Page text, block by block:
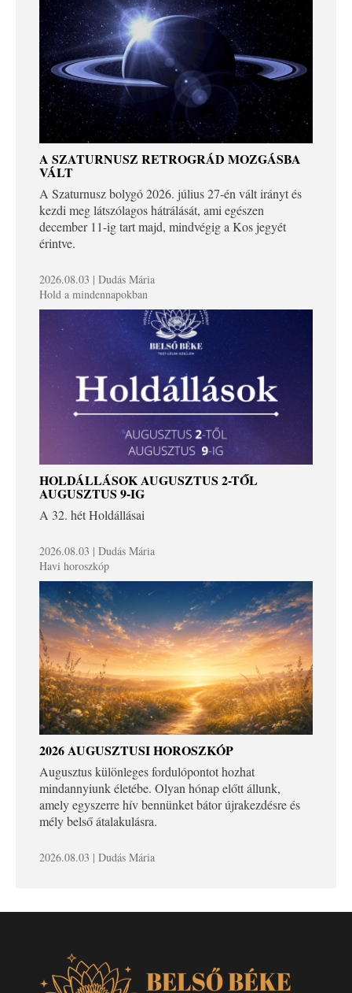
A SZATURNUSZ RETROGRÁD MOZGÁSBA
VÁLT
A Szaturnusz bolygó 2026. július 27-én vált irányt és
kezdi meg látszólagos hátrálását, ami egészen
december 11-ig tart majd, mindvégig a Kos jegyét
érintve.
2026.08.03 | Dudás Mária
Hold a mindennapokban
HOLDÁLLÁSOK AUGUSZTUS 2-TŐL
AUGUSZTUS 9-IG
A 32. hét Holdállásai
2026.08.03 | Dudás Mária
Havi horoszkóp
2026 AUGUSZTUSI HOROSZKÓP
Augusztus különleges fordulópontot hozhat
mindannyiunk életébe. Olyan hónap előtt állunk,
amely egyszerre hív bennünket bátor újrakezdésre és
mély belső átalakulásra.
2026.08.03 | Dudás Mária